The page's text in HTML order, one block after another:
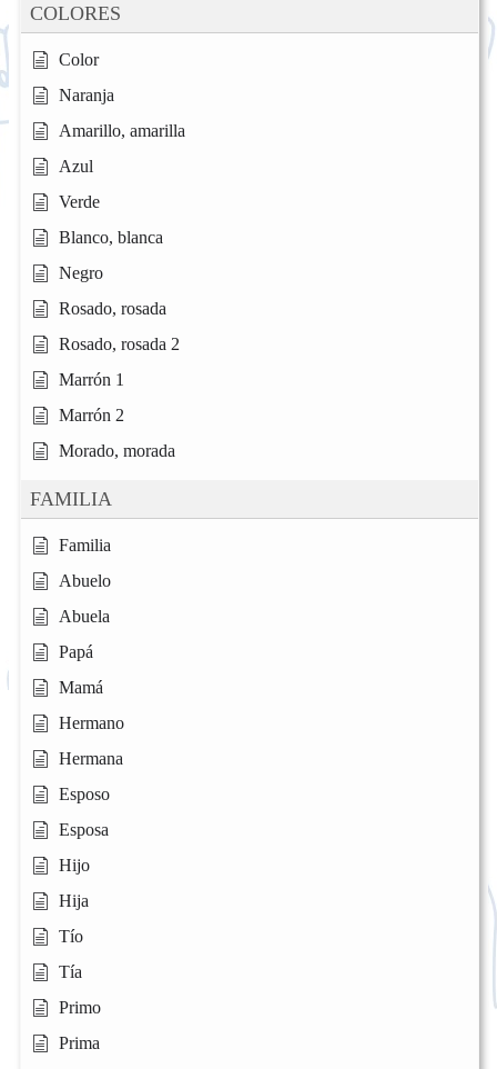
COLORES
Color
Naranja
Amarillo, amarilla
Azul
Verde
Blanco, blanca
Negro
Rosado, rosada
Rosado, rosada 2
Marrón 1
Marrón 2
Morado, morada
FAMILIA
Familia
Abuelo
Abuela
Papá
Mamá
Hermano
Hermana
Esposo
Esposa
Hijo
Hija
Tío
Tía
Primo
Prima